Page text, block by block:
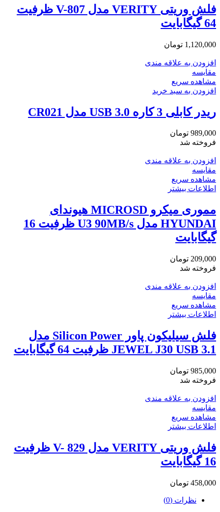
فلش وریتی VERITY مدل V-807 ظرفیت
64 گیگابایت
1,120,000 تومان
افزودن به علاقه مندی
مقایسه
مشاهده سریع
افزودن به سبد خرید
ریدر کابلی 3 کاره USB 3.0 مدل CR021
989,000 تومان
فروخته شد
افزودن به علاقه مندی
مقایسه
مشاهده سریع
اطلاعات بیشتر
مموری میکرو MICROSD هیوندای
HYUNDAI مدل U3 90MB/s ظرفیت 16
گیگابایت
209,000 تومان
فروخته شد
افزودن به علاقه مندی
مقایسه
مشاهده سریع
اطلاعات بیشتر
فلش سیلیکون پاور Silicon Power مدل
JEWEL J30 USB 3.1 ظرفیت 64 گیگابایت
985,000 تومان
فروخته شد
افزودن به علاقه مندی
مقایسه
مشاهده سریع
اطلاعات بیشتر
فلش وریتی VERITY مدل V- 829 ظرفیت
16 گیگابایت
458,000 تومان
نظرات (0)